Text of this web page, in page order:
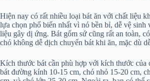
Hiện nay có rất nhiều loại bát ăn với chất liệu
lựa chọn phổ biến nhất vì nó bền bỉ, dễ vệ sinh
liệu gây dị ứng. Bát gốm sứ cũng rất an toàn,
chó không dễ dịch chuyển bát khi ăn, mặc dù
Kích thước bát cần phù hợp với kích thước của
bát đường kính 10-15 cm, chó nhỏ 15-20 cm,